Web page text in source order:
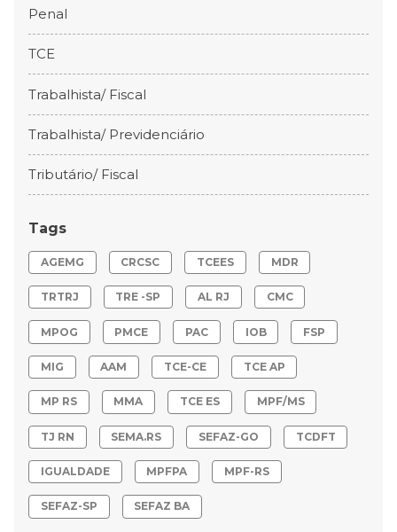
Penal
TCE
Trabalhista/ Fiscal
Trabalhista/ Previdenciário
Tributário/ Fiscal
Tags
AGEMG CRCSC TCEES MDR
TRTRJ TRE -SP AL RJ CMC
MPOG PMCE PAC IOB FSP
MIG AAM TCE-CE TCE AP
MP RS MMA TCE ES MPF/MS
TJ RN SEMA.RS SEFAZ-GO TCDFT
IGUALDADE MPFPA MPF-RS
SEFAZ-SP SEFAZ BA